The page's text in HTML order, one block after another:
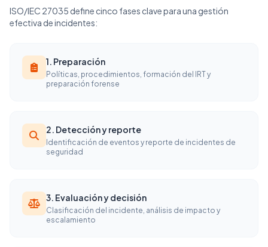
ISO/IEC 27035 define cinco fases clave para una gestión
efectiva de incidentes:
1. Preparación
Políticas, procedimientos, formación del IRT y
preparación forense
2. Detección y reporte
Identificación de eventos y reporte de incidentes de
seguridad
3. Evaluación y decisión
Clasificación del incidente, análisis de impacto y
escalamiento